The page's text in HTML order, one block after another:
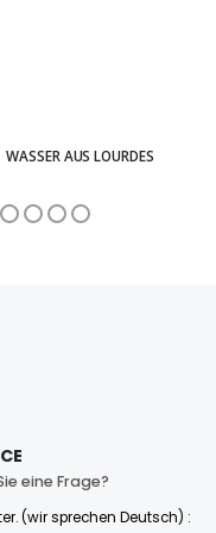
WASSER AUS LOURDES
eine Frage?
(wir sprechen Deutsch) :